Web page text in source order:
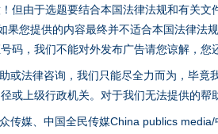
但由于选题要结合本国法律法规和有关
果您提供的内容最终并不适合本国法律
码，我们不能对外发布广告请您谅解，
或法律咨询，我们只能尽全力而为，毕
或上级行政机关。对于我们无法提供的帮
传媒、中国全民传媒China publics